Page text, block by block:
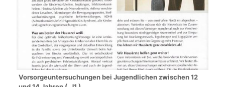
Vorsorgeuntersuchungen bei Jugendlichen zwischen 12